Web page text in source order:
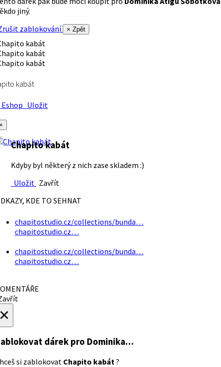
jiný.
zablokování
× Zpět
kabát
Uložit
Chapito kabát
Kdyby byl některý z nich zase skladem :)
Uložit Zavřít
KDE TO SEHNAT
chapitostudio.cz/collections/bunda…
chapitostudio.cz…
chapitostudio.cz/collections/bunda…
chapitostudio.cz…
dárek pro Dominika…
si zablokovat Chapito kabát ?